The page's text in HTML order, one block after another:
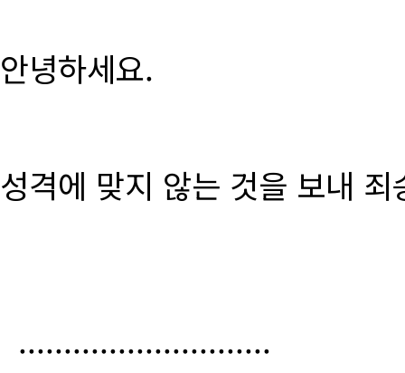
안녕하세요.
성격에 맞지 않는 것을 보내
............................